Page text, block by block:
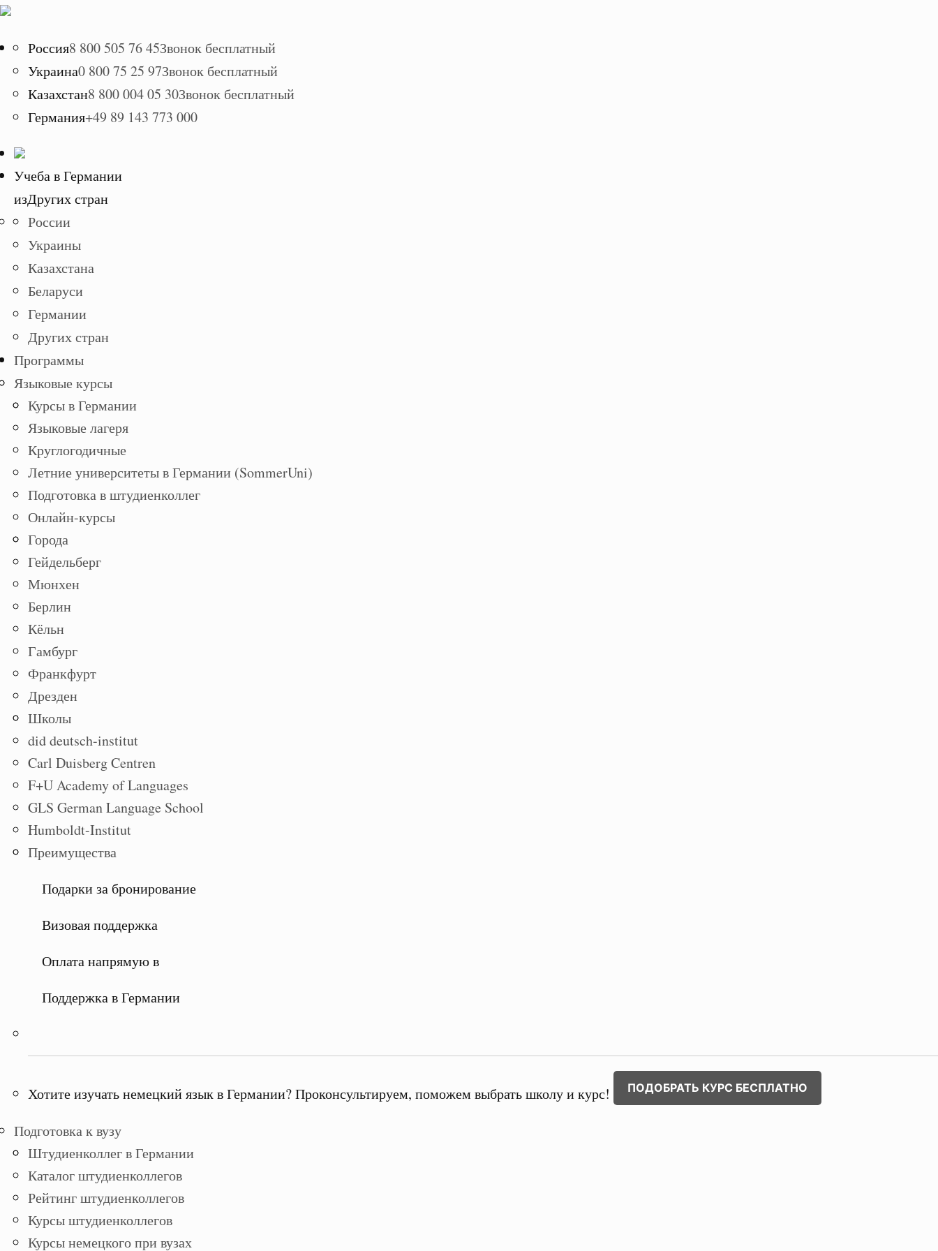
Россия8 800 505 76 45Звонок бесплатный
Украина0 800 75 25 97Звонок бесплатный
Казахстан8 800 004 05 30Звонок бесплатный
Германия+49 89 143 773 000
Учеба в Германии
изДругих стран
России
Украины
Казахстана
Беларуси
Германии
Других стран
Программы
Языковые курсы
Курсы в Германии
Языковые лагеря
Круглогодичные
Летние университеты в Германии (SommerUni)
Подготовка в штудиенколлег
Онлайн-курсы
Города
Гейдельберг
Мюнхен
Берлин
Кёльн
Гамбург
Франкфурт
Дрезден
Школы
did deutsch-institut
Carl Duisberg Centren
F+U Academy of Languages
GLS German Language School
Humboldt-Institut
Преимущества
Подарки за бронирование
Визовая поддержка
Оплата напрямую в
Поддержка в Германии
Хотите изучать немецкий язык в Германии? Проконсультируем, поможем выбрать школу и курс! ПОДОБРАТЬ КУРС БЕСПЛАТНО
Подготовка к вузу
Штудиенколлег в Германии
Каталог штудиенколлегов
Рейтинг штудиенколлегов
Курсы штудиенколлегов
Курсы немецкого при вузах